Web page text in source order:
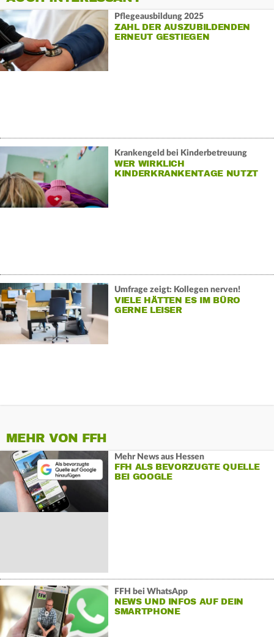
Pflegeausbildung 2025
ZAHL DER AUSZUBILDENDEN
ERNEUT GESTIEGEN
Krankengeld bei Kinderbetreuung
WER WIRKLICH
KINDERKRANKENTAGE NUTZT
Umfrage zeigt: Kollegen nerven!
VIELE HÄTTEN ES IM BÜRO
GERNE LEISER
MEHR VON FFH
Mehr News aus Hessen
FFH ALS BEVORZUGTE QUELLE
BEI GOOGLE
FFH bei WhatsApp
NEWS UND INFOS AUF DEIN
SMARTPHONE